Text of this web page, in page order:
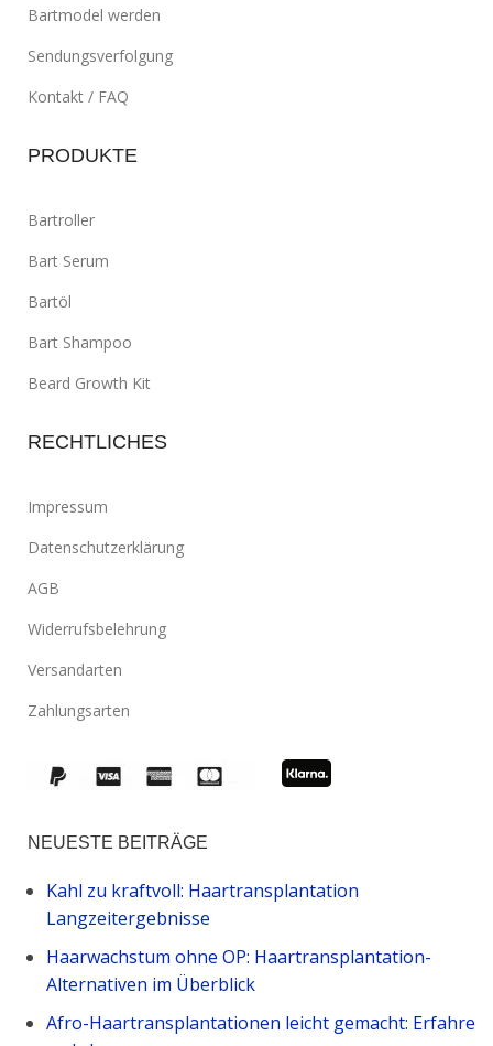
Bartmodel werden
Sendungsverfolgung
Kontakt / FAQ
PRODUKTE
Bartroller
Bart Serum
Bartöl
Bart Shampoo
Beard Growth Kit
RECHTLICHES
Impressum
Datenschutzerklärung
AGB
Widerrufsbelehrung
Versandarten
Zahlungsarten
NEUESTE BEITRÄGE
Kahl zu kraftvoll: Haartransplantation
Langzeitergebnisse
Haarwachstum ohne OP: Haartransplantation-
Alternativen im Überblick
Afro-Haartransplantationen leicht gemacht: Erfahre